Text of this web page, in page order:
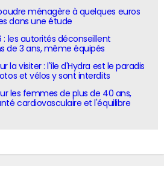
ménagère à quelques euros
dans une étude
: les autorités déconseillent
de 3 ans, même équipés
la visiter : l'île d'Hydra est le paradis
et vélos y sont interdits
les femmes de plus de 40 ans,
cardiovasculaire et l'équilibre